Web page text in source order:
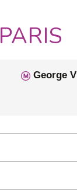
PARIS
George V